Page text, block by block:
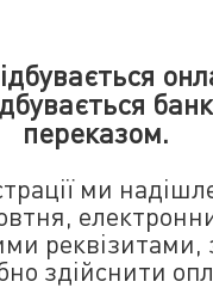
переказом.
ми
реквізитами,
здійснити